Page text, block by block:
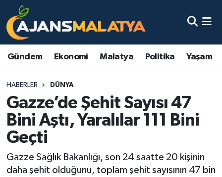
Gündem Ekonomi Malatya Politika Yaşam
HABERLER DÜNYA
Gazze’de Şehit Sayısı 47
Bini Aştı, Yaralılar 111 Bini
Geçti
Gazze Sağlık Bakanlığı, son 24 saatte 20 kişinin
daha şehit olduğunu, toplam şehit sayısının 47 bin
Asayiş
Eğitim
Ekonomi
Gündem
Kadın
Malatya Nöbetçi Eczaneler
Malatya Namaz Vakitleri
Malatya Trafik Yoğunluk Haritası
TFF 3.Lig 2.Grup Puan Durumu ve Fikstür
Tüm Manşetler